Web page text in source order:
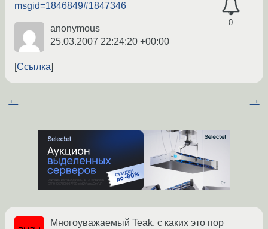
0
msgid=1846849#1847346
anonymous
25.03.2007 22:24:20 +00:00
Ссылка
← →
Многоуважаемый Teak, с каких это пор